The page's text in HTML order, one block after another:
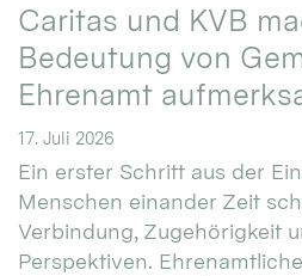
Caritas und KVB
Bedeutung von
Ehrenamt
17. Juli 2026
Ein erster Schritt aus der
Menschen einander Zeit
Verbindung, Zugehörigkeit
Perspektiven.